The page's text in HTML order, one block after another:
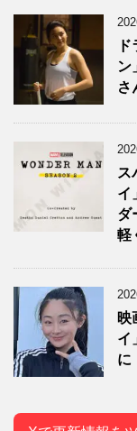
ン
さ
ス
イ
ダ
軽
映
イ
に